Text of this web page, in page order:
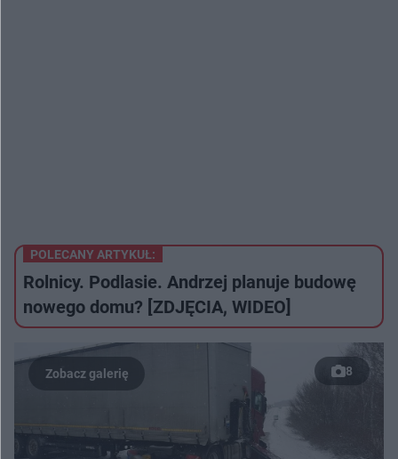
POLECANY ARTYKUŁ:
Rolnicy. Podlasie. Andrzej planuje budowę
nowego domu? [ZDJĘCIA, WIDEO]
8